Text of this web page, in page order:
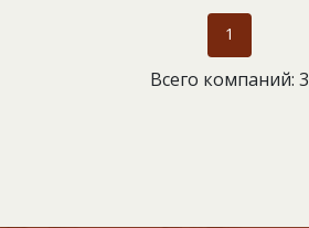
1
Всего компаний: 3